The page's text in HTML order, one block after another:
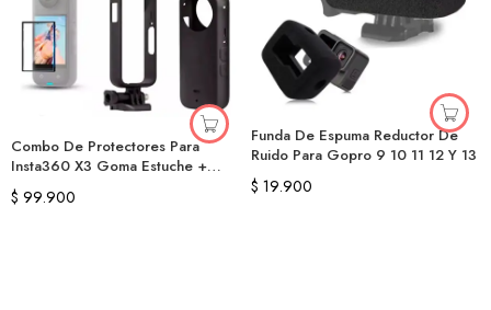
Combo De Protectores Para
Insta360 X3 Goma Estuche +
Vidrio
$ 99.900
Funda De Espuma Reductor De
Ruido Para Gopro 9 10 11 12 Y 13
$ 19.900